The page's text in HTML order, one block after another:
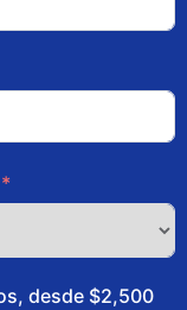
desde $2,500